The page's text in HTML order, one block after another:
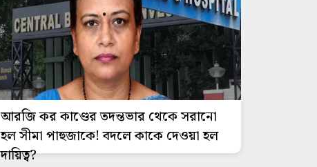
আরজি কর কাণ্ডের তদন্তভার থেকে সরানো
হল সীমা পাহুজাকে! বদলে কাকে দেওয়া হল
দায়িত্ব?